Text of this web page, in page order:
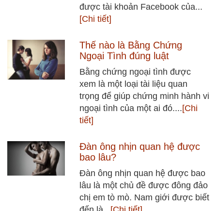
được tài khoản Facebook của...
[Chi tiết]
Thế nào là Bằng Chứng
Ngoại Tình đúng luật
Bằng chứng ngoại tình được
xem là một loại tài liệu quan
trọng để giúp chứng minh hành vi
ngoại tình của một ai đó....[Chi
tiết]
Đàn ông nhịn quan hệ được
bao lâu?
Đàn ông nhịn quan hệ được bao
lâu là một chủ đề được đông đảo
chị em tò mò. Nam giới được biết